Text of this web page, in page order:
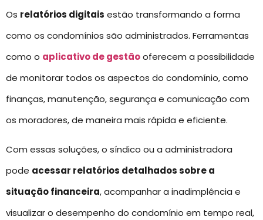
Os relatórios digitais estão transformando a forma
como os condomínios são administrados. Ferramentas
como o aplicativo de gestãooferecem a possibilidade
de monitorar todos os aspectos do condomínio, como
finanças, manutenção, segurança e comunicação com
os moradores, de maneira mais rápida e eficiente.
Com essas soluções, o síndico ou a administradora
pode acessar relatórios detalhados sobre a
situação financeira, acompanhar a inadimplência e
visualizar o desempenho do condomínio em tempo real,